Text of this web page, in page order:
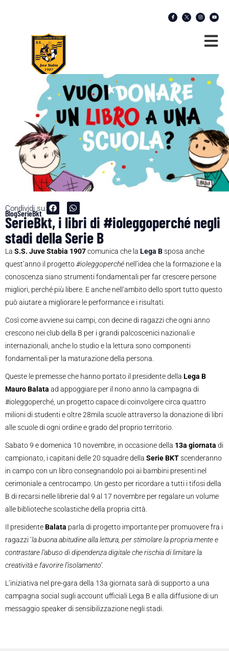
Condividi su:
BlogSerieBkt
SerieBkt, i libri di #ioleggoperché negli
stadi della Serie B
La S.S. Juve Stabia 1907comunica che la Lega Bsposa anche
quest’anno il progetto#ioleggoperché nell’idea che la formazione e la
conoscenza siano strumenti fondamentali per far crescere persone
migliori, perché più libere. E anche nell’ambito dello sport tutto questo
può aiutare a migliorare le performance e i risultati.
Così come avviene sui campi, con decine di ragazzi che ogni anno
crescono nei club della B per i grandi palcoscenici nazionali e
internazionali, anche lo studio e la lettura sono componenti
fondamentali per la maturazione della persona.
Queste le premesse che hanno portato il presidente della Lega B
Mauro Balata ad appoggiare per il nono anno la campagna di
#ioleggoperché, un progetto capace di coinvolgere circa quattro
milioni di studenti e oltre 28mila scuole attraverso la donazione di libri
alle scuole di ogni ordine e grado del proprio territorio.
Sabato 9 e domenica 10 novembre, in occasione della 13a giornata di
campionato, i capitani delle 20 squadre della Serie BKTscenderanno
in campo con un libro consegnandolo poi ai bambini presenti nel
cerimoniale a centrocampo. Un gesto per ricordare a tutti i tifosi della
B di recarsi nelle librerie dal 9 al 17 novembre per regalare un volume
alle biblioteche scolastiche della propria città.
Il presidenteBalata parla di progetto importante per promuovere fra i
ragazzi ‘la buona abitudine alla lettura, per stimolare la propria mente e
contrastare l’abuso di dipendenza digitale che rischia di limitare la
creatività e favorire l’isolamento’.
L’iniziativa nel pre-gara della 13a giornata sarà di supporto a una
campagna social sugli account ufficiali Lega B e alla diffusione di un
messaggio speaker di sensibilizzazione negli stadi.